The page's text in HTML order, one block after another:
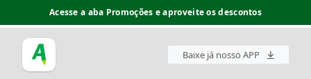
Acesse a aba Promoções e aproveite os descontos
Baixe já nosso APP